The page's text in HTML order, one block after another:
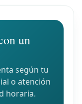
un
según tu
o atención
horaria.